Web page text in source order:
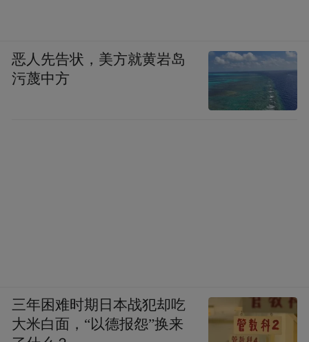
恶人先告状，美方就黄岩岛
污蔑中方
三年困难时期日本战犯却吃
大米白面，“以德报怨”换来